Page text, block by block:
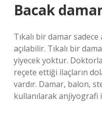
Bacak
Tıkalı bir damar
açılabilir. Tıkalı bir
yiyecek yoktur.
reçete ettiği ilaçların
vardır. Damar, balon,
kullanılarak anjiyografi